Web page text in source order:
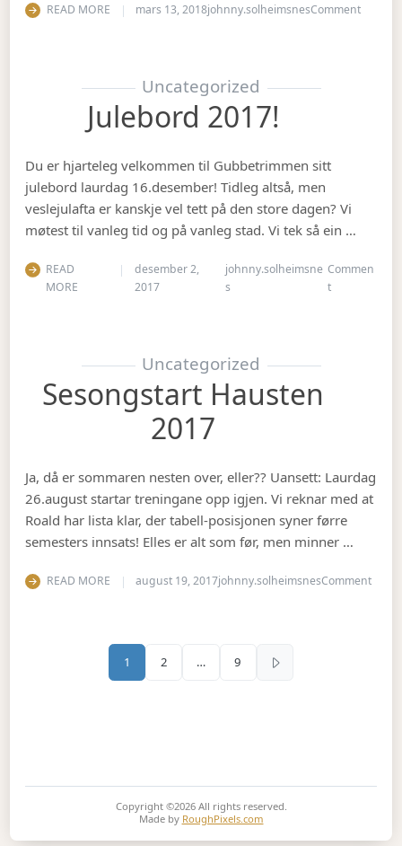
READ MORE mars 13, 2018johnny.solheimsnesCommenton
Uncategorized
Julebord 2017!
Du er hjarteleg velkommen til Gubbetrimmen sitt
julebord laurdag 16.desember! Tidleg altså, men
veslejulafta er kanskje vel tett på den store dagen? Vi
møtest til vanleg tid og på vanleg stad. Vi tek så ein …
READ
MORE
desember 2,
2017
johnny.solheimsne
s
Commen
ton Julebord
Uncategorized
Sesongstart Hausten
2017
Ja, då er sommaren nesten over, eller?? Uansett: Laurdag
26.august startar treningane opp igjen. Vi reknar med at
Roald har lista klar, der tabell-posisjonen syner førre
semesters innsats! Elles er alt som før, men minner …
READ MORE august 19, 2017johnny.solheimsnesCommenton
Sidepaginering
1 2 … 9
Copyright ©2026 All rights reserved.
Made by RoughPixels.com